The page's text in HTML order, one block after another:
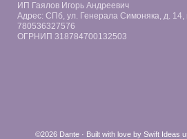
ИП Гаялов Игорь Андреевич
Адрес: СПб, ул. Генерала Симоняка, д. 14,
780536327576
ОГРНИП 318784700132503
©2026 Dante · Built with love by Swift Ideas